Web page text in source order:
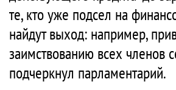
те, кто уже подсел на
найдут выход: например,
заимствованию всех членов
подчеркнул парламентарий.